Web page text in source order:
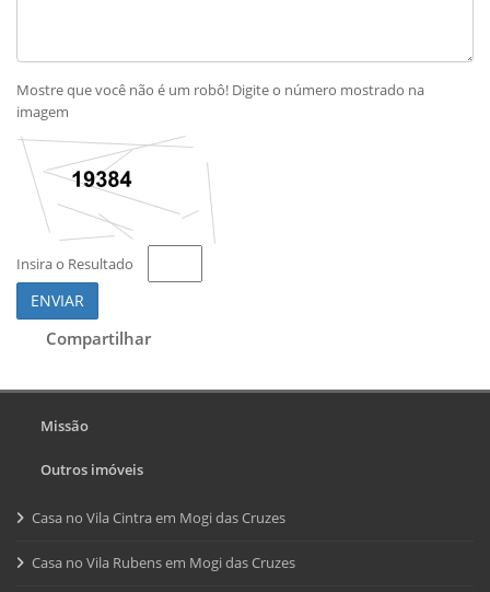
Mostre que você não é um robô! Digite o número mostrado na
imagem
Insira o Resultado
ENVIAR
Compartilhar
Missão
Outros imóveis
Casa no Vila Cintra em Mogi das Cruzes
Casa no Vila Rubens em Mogi das Cruzes